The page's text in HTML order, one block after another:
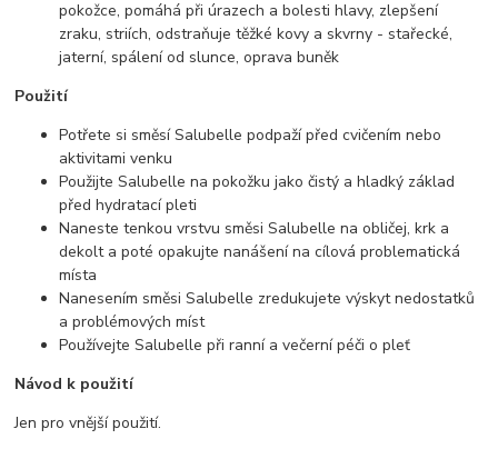
pokožce, pomáhá při úrazech a bolesti hlavy, zlepšení
zraku, striích, odstraňuje těžké kovy a skvrny - stařecké,
jaterní, spálení od slunce, oprava buněk
Použití
Potřete si směsí Salubelle podpaží před cvičením nebo
aktivitami venku
Použijte Salubelle na pokožku jako čistý a hladký základ
před hydratací pleti
Naneste tenkou vrstvu směsi Salubelle na obličej, krk a
dekolt a poté opakujte nanášení na cílová problematická
místa
Nanesením směsi Salubelle zredukujete výskyt nedostatků
a problémových míst
Používejte Salubelle při ranní a večerní péči o pleť
Návod k použití
Jen pro vnější použití.